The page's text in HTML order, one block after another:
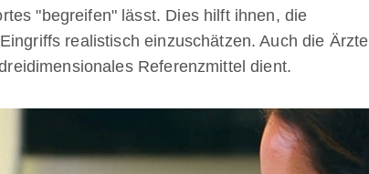
"begreifen" lässt. Dies hilft ihnen, die
realistisch einzuschätzen. Auch die Ärzte
Referenzmittel dient.